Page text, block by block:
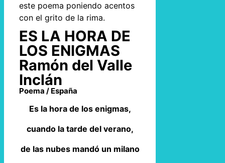
este poema poniendo acentos
con el grito de la rima.
ES LA HORA DE
LOS ENIGMAS
Ramón del Valle
Inclán
Poema / España
Es la hora de los enigmas,
cuando la tarde del verano,
de las nubes mandó un milano